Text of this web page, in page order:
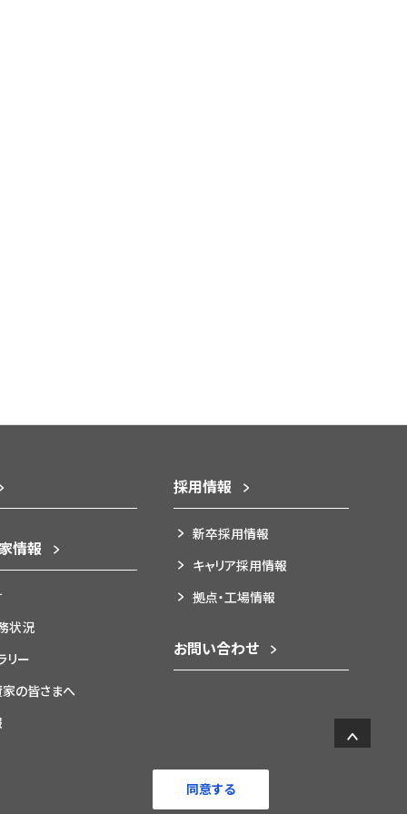
情報
状況
リー
の皆さまへ
採用情報
新卒採用情報
キャリア採用情報
拠点・工場情報
お問い合わせ
© 2022 NICHICON CORPORATION.
同意する